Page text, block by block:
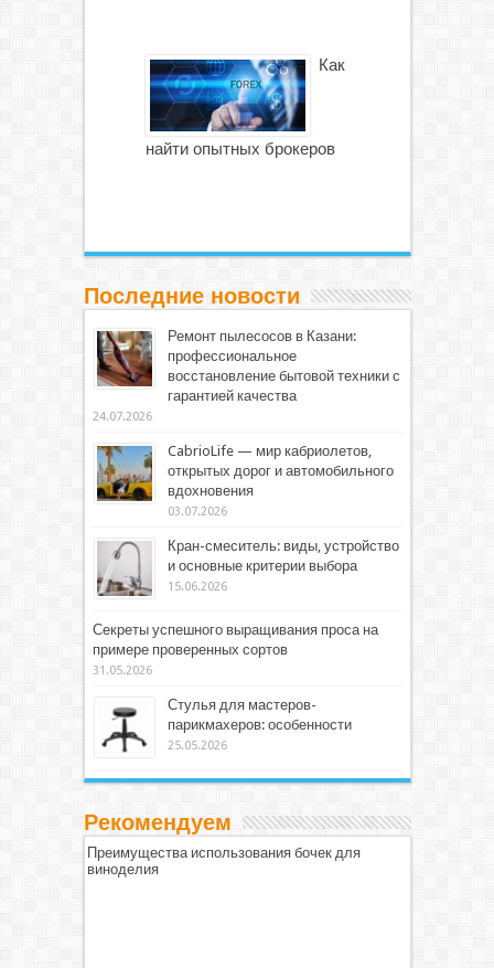
Как
найти опытных брокеров
Последние новости
Ремонт пылесосов в Казани:
профессиональное
восстановление бытовой техники с
гарантией качества
24.07.2026
CabrioLife — мир кабриолетов,
открытых дорог и автомобильного
вдохновения
03.07.2026
Кран-смеситель: виды, устройство
и основные критерии выбора
15.06.2026
Секреты успешного выращивания проса на
примере проверенных сортов
31.05.2026
Стулья для мастеров-
парикмахеров: особенности
25.05.2026
Рекомендуем
Преимущества использования бочек для
виноделия